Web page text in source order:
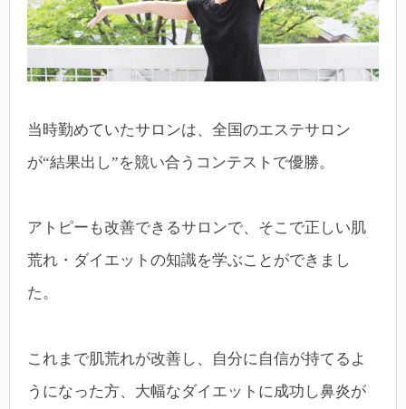
当時勤めていたサロンは、全国のエステサロン
が“結果出し”を競い合うコンテストで優勝。
アトピーも改善できるサロンで、そこで正しい肌
荒れ・ダイエットの知識を学ぶことができまし
た。
これまで肌荒れが改善し、自分に自信が持てるよ
うになった方、大幅なダイエットに成功し鼻炎が